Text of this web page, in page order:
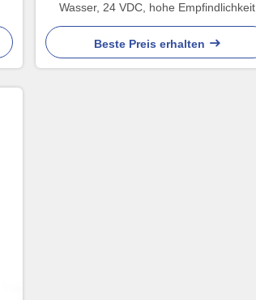
Wasser, 24 VDC, hohe Empfindlichkeit
Beste Preis erhalten